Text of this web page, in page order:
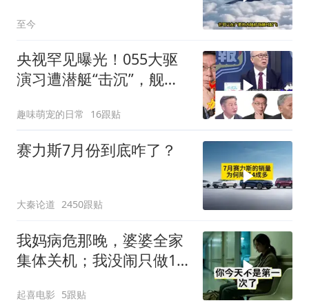
至今
央视罕见曝光！055大驱
演习遭潜艇“击沉”，舰长
趣味萌宠的日常 16跟贴
赛力斯7月份到底咋了？
大秦论道 2450跟贴
我妈病危那晚，婆婆全家
集体关机；我没闹只做1
起喜电影 5跟贴